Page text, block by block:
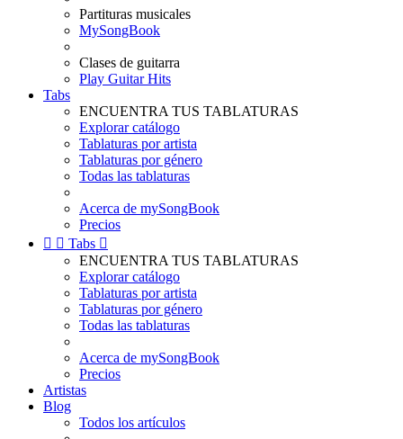
Partituras musicales
MySongBook
Clases de guitarra
Play Guitar Hits
Tabs
ENCUENTRA TUS TABLATURAS
Explorar catálogo
Tablaturas por artista
Tablaturas por género
Todas las tablaturas
Acerca de mySongBook
Precios
  Tabs 
ENCUENTRA TUS TABLATURAS
Explorar catálogo
Tablaturas por artista
Tablaturas por género
Todas las tablaturas
Acerca de mySongBook
Precios
Artistas
Blog
Todos los artículos